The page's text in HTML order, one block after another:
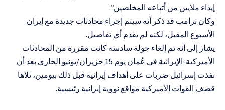
إيذاء ملايين من أتباعه المخلصين”.
وكان ترامب قد ذكر أنه سيتم إجراء محادثات جديدة مع إيران
الأسبوع المقبل، لكنه لم يقدم أي تفاصيل.
يشار إلى أنه تم إلغاء جولة سادسة كانت مقررة من المحادثات
الأميركية-الإيرانية في عُمان يوم 15 حزيران/يونيو الجاري بعد أن
نفذت إسرائيل ضربات على أهداف إيرانية قبل ذلك بيومين، تلاها
قصف القوات الأميركية مواقع نووية إيرانية رئيسية.